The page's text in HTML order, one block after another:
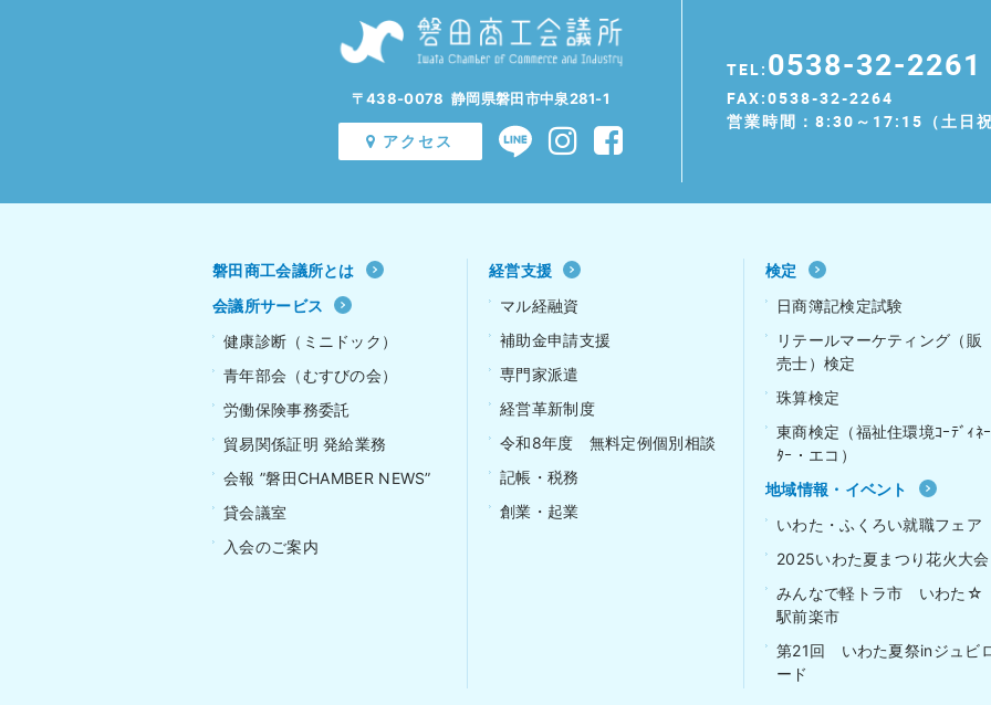
〒438-0078 静岡県磐田市中泉281-1
アクセス
TEL: 0538-32-2261
FAX:0538-32-2264
営業時間：8:30～17:15（土日
磐田商工会議所とは
会議所サービス
健康診断（ミニドック）
青年部会（むすびの会）
労働保険事務委託
貿易関係証明 発給業務
会報 ”磐田CHAMBER NEWS”
貸会議室
入会のご案内
経営支援
マル経融資
補助金申請支援
専門家派遣
経営革新制度
令和8年度 無料定例個別相談
記帳・税務
創業・起業
検定
日商簿記検定試験
リテールマーケティング（販
売士）検定
珠算検定
東商検定（福祉住環境ｺｰﾃﾞｨﾈｰ
ﾀｰ・エコ）
地域情報・イベント
いわた・ふくろい就職フェア
2025いわた夏まつり花火大会
みんなで軽トラ市 いわた☆
駅前楽市
第21回 いわた夏祭inジュビ
ード